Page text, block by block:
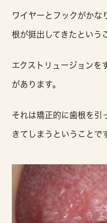
ワイヤーとフックがかな
根が挺出してきたという
エクストリュージョンを
があります。
それは矯正的に歯根を引
きてしまうということで